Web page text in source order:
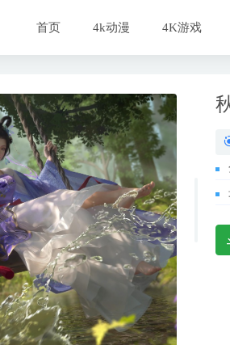
首页 4k动漫 4K游戏